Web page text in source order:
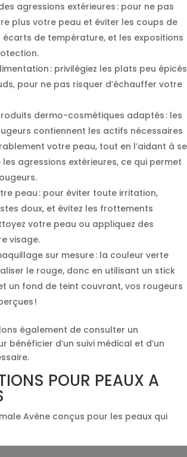
agressions extérieures : pour ne pas
plus votre peau et éviter les coups de
écarts de température, et les expositions
: privilégiez les plats peu épicés
pour ne pas risquer d’échauffer votre
dermo-cosmétiques adaptés : les
contiennent les actifs nécessaires
votre peau, tout en l’aidant à se
agressions extérieures, ce qui permet
peau : pour éviter toute irritation,
doux, et évitez les frottements
votre peau ou appliquez des
visage.
sur mesure : la couleur verte
le rouge, donc en utilisant un stick
un fond de teint couvrant, vos rougeurs
!
également de consulter un
bénéficier d’un suivi médical et d’un
POUR PEAUX A
Avène conçus pour les peaux qui